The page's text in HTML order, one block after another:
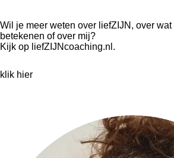
Wil je meer weten over liefZIJN, over
betekenen of over mij?
Kijk op liefZIJNcoaching.nl.
klik hier